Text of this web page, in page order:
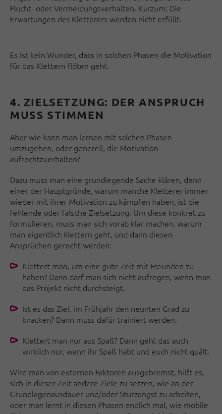
Flucht- oder Vermeidungsverhalten. Kurzum: Die
Erwartungen des Kletterers werden nicht erfüllt.
Es ist kein Wunder, dass in solchen Phasen die Motivation
für das Klettern flöten geht.
4. ZIELSETZUNG: DER ANSPRUCH
MUSS STIMMEN
Aber wie kann man lernen mit solchen Phasen
umzugehen, oder generell, die Motivation
aufrechtzuerhalten?
Dazu muss man eine grundlegende Sache klären, denn
einer der Hauptgründe, warum manche Kletterer immer
wieder mit ihrer Motivation zu kämpfen haben, ist die
fehlende oder falsche Zielsetzung. Um diese konkret zu
formulieren, muss man sich vorab klar machen, warum
man eigentlich klettern geht, und dann diesen
Ansprüchen gerecht werden:
Klettert man, um eine gute Zeit mit Freunden zu
haben? Dann darf man sich nicht aufregen, wenn man
das Projekt nicht durchsteigt.
Ist es das Ziel, im Frühjahr den neunten Grad zu
knacken? Dann muss dafür trainiert werden.
Klettert man nur aus Spaß? Dann geht das auch
wirklich nur, wenn ihr Spaß habt und euch nicht quält.
Wird man von externen Faktoren ausgebremst, hilft es,
sich in dieser Zeit andere Ziele zu setzen, wie an der
Grundlagenausdauer und/oder Sturzangst zu arbeiten,
oder man lernt in diesen Phasen endlich mal, wie mobile